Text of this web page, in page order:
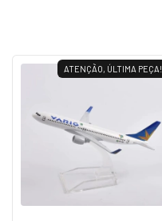
ATENÇÃO, ÚLTIMA PEÇA!